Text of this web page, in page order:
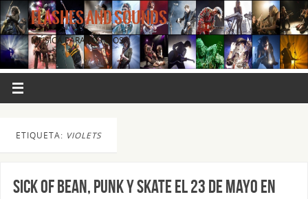
FLASHES AND SOUNDS
MÚSICA PARA LOS OJOS.
ETIQUETA: VIOLETS
Sick Of Bean, Punk y Skate el 23 de Mayo en